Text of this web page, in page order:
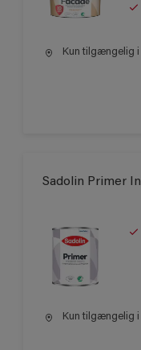
Kun tilgængelig i
Sadolin Primer
Kun tilgængelig i